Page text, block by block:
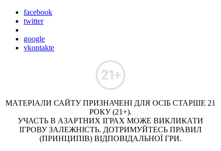
facebook
twitter
google
vkontakte
МАТЕРІАЛИ САЙТУ ПРИЗНАЧЕНІ ДЛЯ ОСІБ СТАРШЕ 21
РОКУ (21+).
УЧАСТЬ В АЗАРТНИХ ІГРАХ МОЖЕ ВИКЛИКАТИ
ІГРОВУ ЗАЛЕЖНІСТЬ. ДОТРИМУЙТЕСЬ ПРАВИЛ
(ПРИНЦИПІВ) ВІДПОВІДАЛЬНОЇ ГРИ.